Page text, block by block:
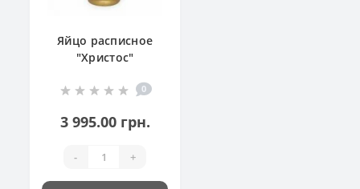
Яйцо расписное
"Христос"
0
3 995.00 грн.
- +